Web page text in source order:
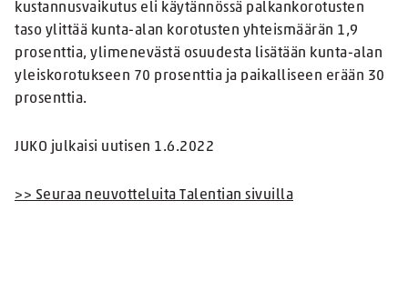
kustannusvaikutus eli käytännössä palkankorotusten
taso ylittää kunta-alan korotusten yhteismäärän 1,9
prosenttia, ylimenevästä osuudesta lisätään kunta-alan
yleiskorotukseen 70 prosenttia ja paikalliseen erään 30
prosenttia.
JUKO julkaisi uutisen 1.6.2022
>> Seuraa neuvotteluita Talentian sivuilla